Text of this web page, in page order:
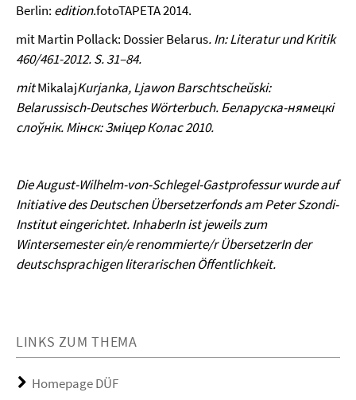
Berlin: edition.fotoTAPETA 2014.
mit Martin Pollack: Dossier Belarus. In:Literatur und Kritik
460/461-2012. S. 31–84.
mitMikalajKurjanka, LjawonBarschtscheŭski:
Belarussisch-Deutsches Wörterbuch.Беларуска-нямецкі
слоўнік. Мінск: Зміцер Колас 2010.
Die August-Wilhelm-von-Schlegel-Gastprofessur wurde auf
Initiative des Deutschen Übersetzerfonds am Peter Szondi-
Institut eingerichtet. InhaberIn ist jeweils zum
Wintersemester ein/e renommierte/r ÜbersetzerIn der
deutschsprachigen literarischen Öffentlichkeit.
LINKS ZUM THEMA
Homepage DÜF